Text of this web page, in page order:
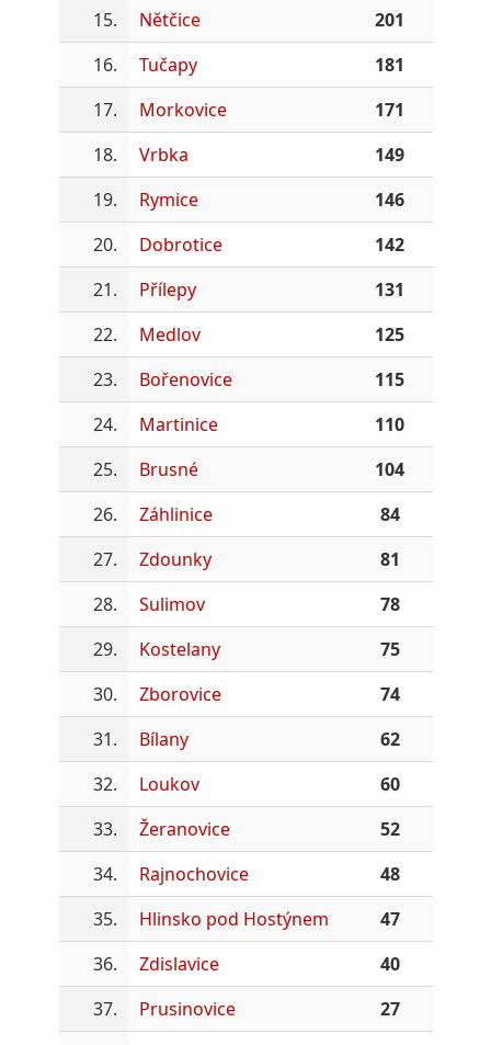
15.
Nětčice
201
16.
Tučapy
181
17.
Morkovice
171
18.
Vrbka
149
19.
Rymice
146
20.
Dobrotice
142
21.
Přílepy
131
22.
Medlov
125
23.
Bořenovice
115
24.
Martinice
110
25.
Brusné
104
26.
Záhlinice
84
27.
Zdounky
81
28.
Sulimov
78
29.
Kostelany
75
30.
Zborovice
74
31.
Bílany
62
32.
Loukov
60
33.
Žeranovice
52
34.
Rajnochovice
48
35.
Hlinsko pod Hostýnem
47
36.
Zdislavice
40
37.
Prusinovice
27